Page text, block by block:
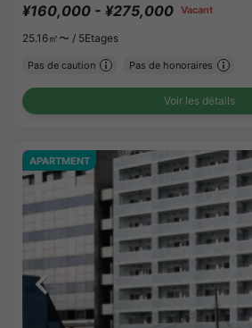
¥160,000 - ¥275,000 Vacant
25.16㎡〜 / 5Etages
Pas de caution Pas de honoraires
Voir les détails
APARTMENT